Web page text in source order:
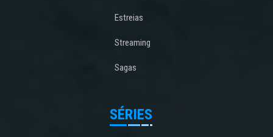
Estreias
Streaming
Sagas
SÉRIES